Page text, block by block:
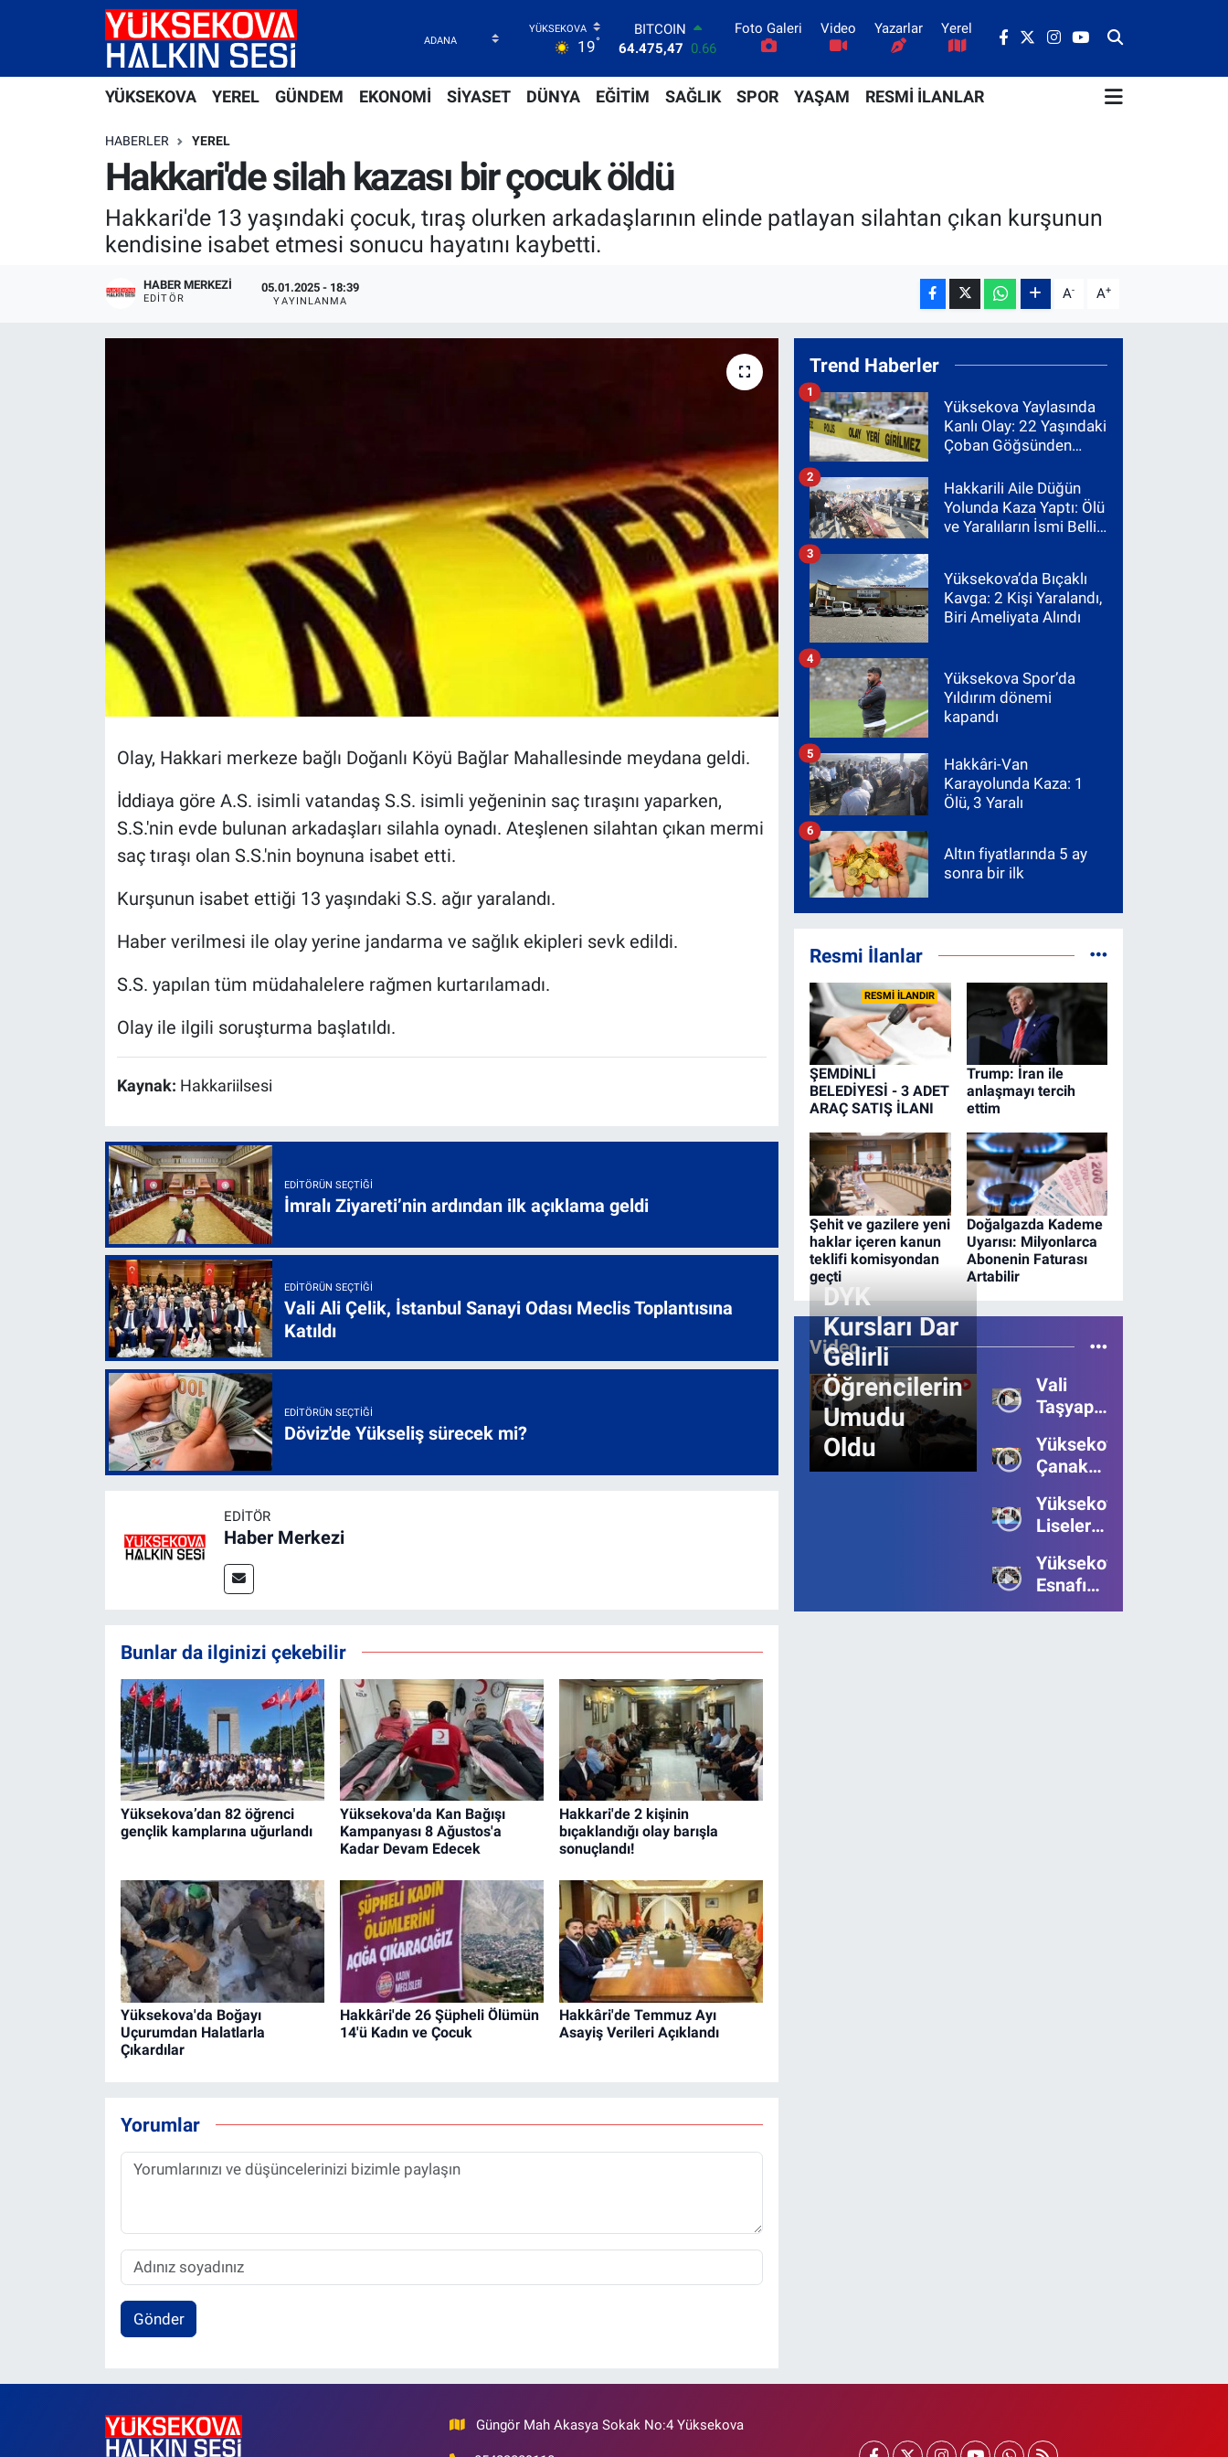
19°
BITCOIN
64.475,47 0.66
47,5971
0.05
EURO
64,2534
GRAM ALTIN
BİST100
Foto Galeri Video Yazarlar Yerel
YÜKSEKOVA YEREL GÜNDEM EKONOMİ SİYASET DÜNYA EĞİTİM SAĞLIK SPOR YAŞAM RESMİ İLANLAR
HABERLER YEREL
Hakkari'de silah kazası bir çocuk öldü
Hakkari'de 13 yaşındaki çocuk, tıraş olurken arkadaşlarının elinde patlayan silahtan çıkan kurşunun
kendisine isabet etmesi sonucu hayatını kaybetti.
HABER MERKEZI
EDITÖR
05.01.2025 - 18:39
YAYINLANMA A- A+
Olay, Hakkari merkeze bağlı Doğanlı Köyü Bağlar Mahallesinde meydana geldi.
İddiaya göre A.S. isimli vatandaş S.S. isimli yeğeninin saç tıraşını yaparken,
S.S.'nin evde bulunan arkadaşları silahla oynadı. Ateşlenen silahtan çıkan mermi
saç tıraşı olan S.S.'nin boynuna isabet etti.
Kurşunun isabet ettiği 13 yaşındaki S.S. ağır yaralandı.
Haber verilmesi ile olay yerine jandarma ve sağlık ekipleri sevk edildi.
S.S. yapılan tüm müdahalelere rağmen kurtarılamadı.
Olay ile ilgili soruşturma başlatıldı.
Kaynak: Hakkariilsesi
EDITÖRÜN SEÇTIĞI
İmralı Ziyareti’nin ardından ilk açıklama geldi
EDITÖRÜN SEÇTIĞI
Vali Ali Çelik, İstanbul Sanayi Odası Meclis Toplantısına
Katıldı
EDITÖRÜN SEÇTIĞI
Döviz'de Yükseliş sürecek mi?
EDITÖR
Haber Merkezi
Bunlar da ilginizi çekebilir
Yüksekova’dan 82 öğrenci
gençlik kamplarına uğurlandı
Yüksekova'da Kan Bağışı
Kampanyası 8 Ağustos'a
Kadar Devam Edecek
Hakkari'de 2 kişinin
bıçaklandığı olay barışla
sonuçlandı!
Yüksekova'da Boğayı
Uçurumdan Halatlarla
Çıkardılar
Hakkâri'de 26 Şüpheli Ölümün
14'ü Kadın ve Çocuk
Hakkâri'de Temmuz Ayı
Asayiş Verileri Açıklandı
Yorumlar
Gönder
Trend Haberler
Yüksekova Yaylasında
Kanlı Olay: 22 Yaşındaki
Çoban Göğsünden
1
Hakkarili Aile Düğün
Yolunda Kaza Yaptı: Ölü
ve Yaralıların İsmi Belli
2
Yüksekova’da Bıçaklı
Kavga: 2 Kişi Yaralandı,
Biri Ameliyata Alındı
3
Yüksekova Spor’da
Yıldırım dönemi
kapandı
4
Hakkâri-Van
Karayolunda Kaza: 1
Ölü, 3 Yaralı
5
Altın fiyatlarında 5 ay
sonra bir ilk
6
Resmi İlanlar
RESMİ İLANDIR
ŞEMDİNLİ
BELEDİYESİ - 3 ADET
ARAÇ SATIŞ İLANI
Trump: İran ile
anlaşmayı tercih
ettim
Şehit ve gazilere yeni
haklar içeren kanun
teklifi komisyondan
geçti
Doğalgazda Kademe
Uyarısı: Milyonlarca
Abonenin Faturası
Artabilir
Video
DYK
Kursları Dar
Gelirli
Öğrencilerin
Umudu
Oldu
Vali
Taşyapan,
Bölgesinde
İncelemelerde
Bulundu
Yüksekova’da
Çanakkale
111.Yılı
Kutlandı
Yüksekova’da
Liseler
Bilgi
Yarışmasının
Birincisi
Yüksekova
Esnafı
Bayrama
Güngör Mah Akasya Sokak No:4 Yüksekova
Yüksekova Nöbetçi Eczaneler
Yüksekova Trafik Yoğunluk Haritası
Süper Lig Puan Durumu ve Fikstür
Tüm Manşetler
Son Dakika Haberleri